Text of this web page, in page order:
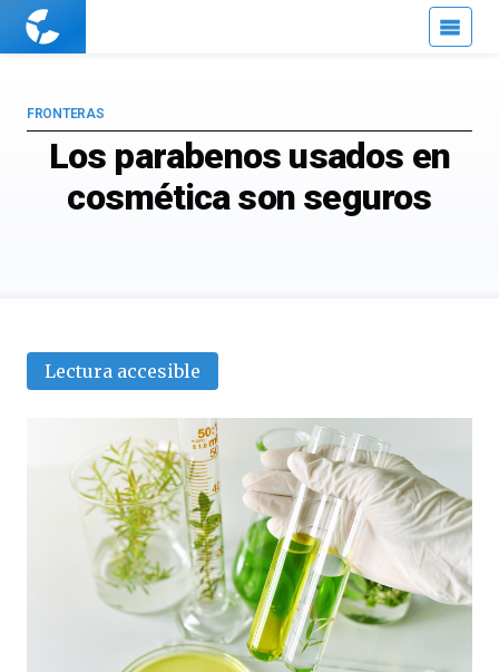
Cuaderno
Los parabenos usados en
cosmética son seguros
FRONTERAS
Lectura accesible